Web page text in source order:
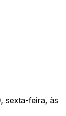
sexta-feira, às